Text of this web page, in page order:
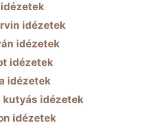
idézetek
idézetek
idézetek
idézetek
kutyás idézetek
idézetek